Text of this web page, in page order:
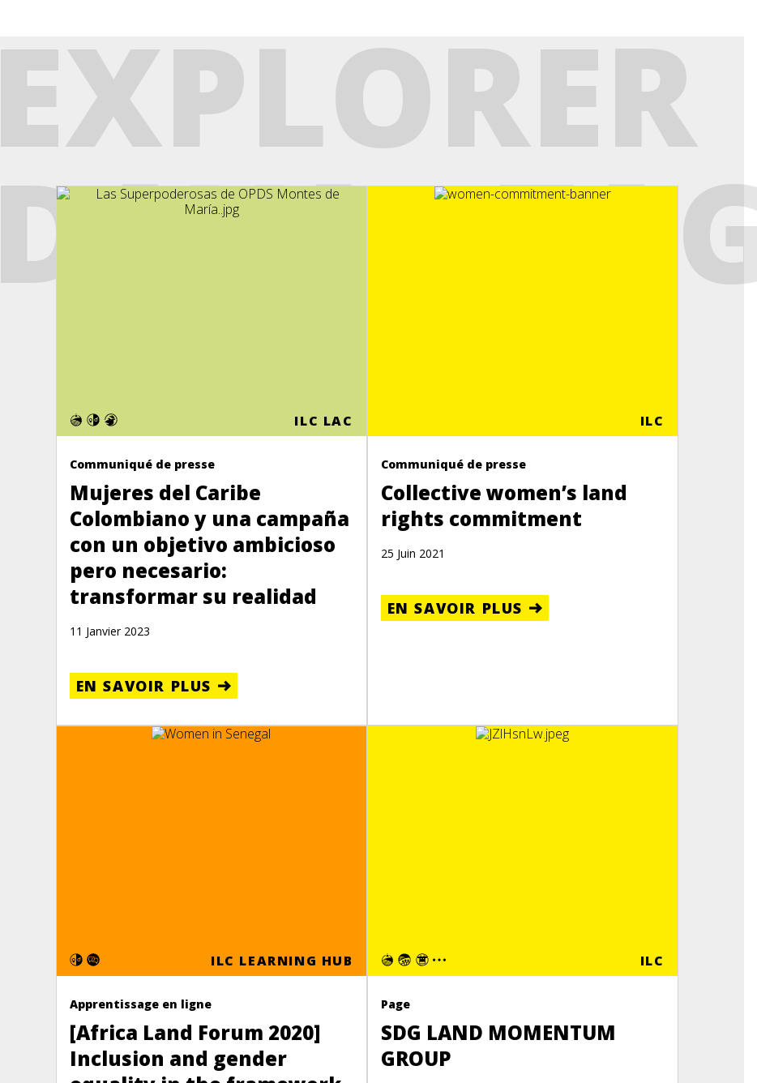
EXPLORER
ILC LAC
Communiqué de presse
Mujeres del Caribe
Colombiano y una campaña
con un objetivo ambicioso
pero necesario:
transformar su realidad
11 Janvier 2023
EN SAVOIR PLUS
ILC
Communiqué de presse
Collective women’s land
rights commitment
25 Juin 2021
EN SAVOIR PLUS
ILC LEARNING HUB
Apprentissage en ligne
[Africa Land Forum 2020]
Inclusion and gender
ILC
Page
SDG LAND MOMENTUM
GROUP